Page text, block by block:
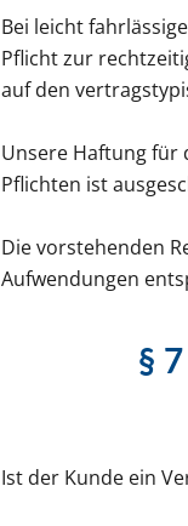
Bei leicht
Pflicht zur
auf den
Unsere Haftung für
Pflichten ist
Die vorstehenden
Aufwendungen
§ 7
Ist der Kunde ein